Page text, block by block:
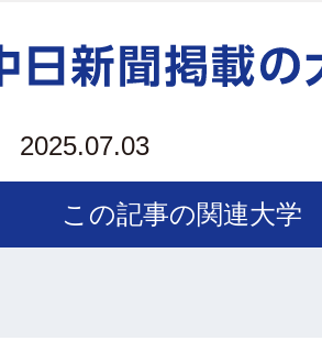
2025.07.03
この記事の関連大学